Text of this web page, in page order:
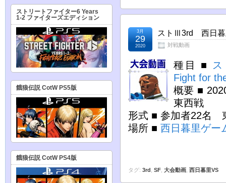
ストⅢ3rd 西日
対戦動画
3月
29
2020
種目 ■ ス
Fight for
概要 ■
東西戦
形式 ■ 参加者22名
場所 ■ 西日暮里ゲー
タグ: 3rd SF 大会動画 西日暮里VS
ストリートファイター6 Years
1-2 ファイターズエディション
餓狼伝説 CotW PS5版
餓狼伝説 CotW PS4版